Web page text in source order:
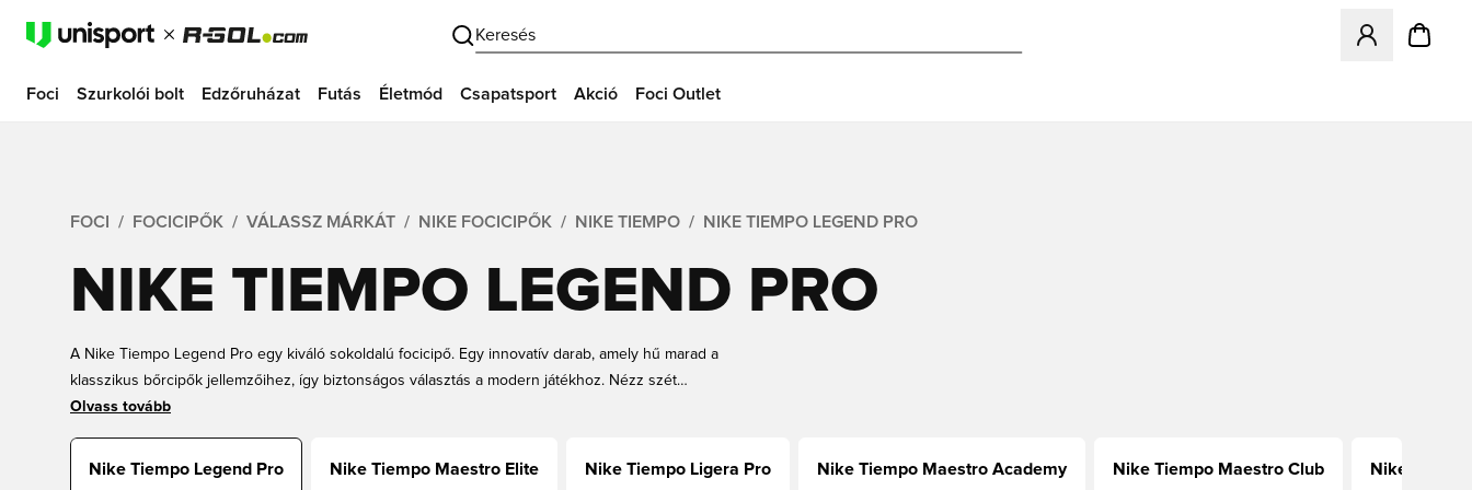
Keresés
Megnyit egy
Foci Szurkolói bolt Edzőruházat Futás Életmód Csapatsport Akció Foci Outlet
FOCI FOCICIPŐK VÁLASSZ MÁRKÁT NIKE FOCICIPŐK NIKE TIEMPO NIKE TIEMPO LEGEND PRO
NIKE TIEMPO LEGEND PRO
A Nike Tiempo Legend Pro egy kiváló sokoldalú focicipő. Egy innovatív darab, amely hű marad a
klasszikus bőrcipők jellemzőihez, így biztonságos választás a modern játékhoz. Nézz szét
hatalmas Nike Tiempo focicipő kínálatunkban, különböző árkategóriákban.
Olvass tovább
Nike Tiempo Legend Pro Nike Tiempo Maestro Elite Nike Tiempo Ligera Pro Nike Tiempo Maestro Academy Nike Tiempo Maestro Club Nike